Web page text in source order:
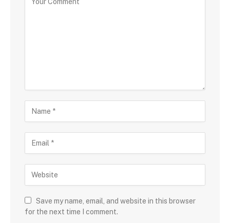
Save my name, email, and website in this browser
for the next time I comment.